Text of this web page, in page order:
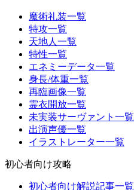
魔術礼装一覧
特攻一覧
天地人一覧
特性一覧
エネミーデータ一覧
身長/体重一覧
再臨画像一覧
霊衣開放一覧
未実装サーヴァント一覧
出演声優一覧
イラストレーター一覧
初心者向け攻略
初心者向け解説記事一覧